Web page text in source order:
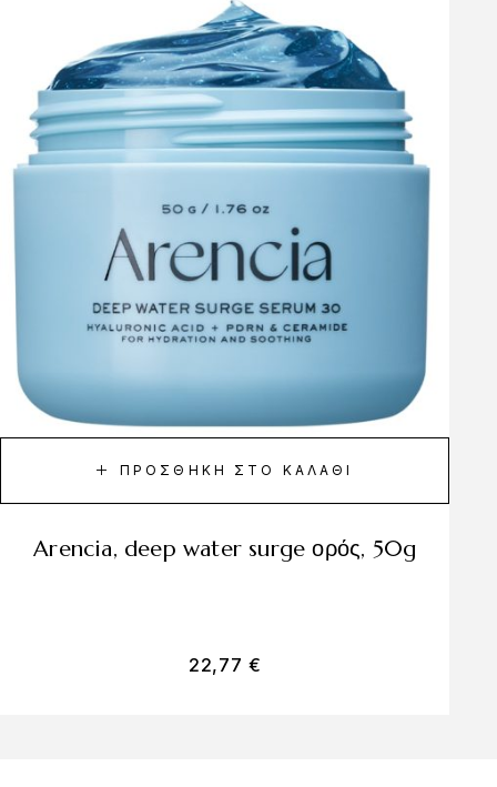
ΠΡΟΣΘΉΚΗ ΣΤΟ ΚΑΛΆΘΙ
arencia, deep water surge ορός, 50g
22,77 €